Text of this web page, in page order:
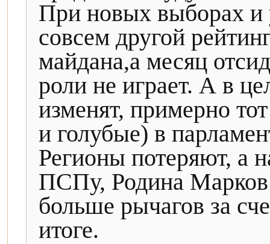
При новых выборах и
совсем другой
майдана,а месяц
роли не играет. А в
изменят, примерно
и голубые) в
Регионы потеряют, а
ПСПу, Родина Марков
больше рычагов за
итоге.